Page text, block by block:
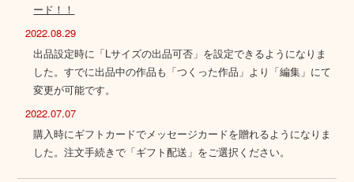
ード！！
2022.08.29
出品設定時に「Lサイズの出品可否」を設定できるようになりま
した。すでに出品中の作品も「つくった作品」より「編集」にて
変更が可能です。
2022.07.07
購入時にギフトカードでメッセージカードを贈れるようになりま
した。注文手続きで「ギフト配送」をご選択ください。